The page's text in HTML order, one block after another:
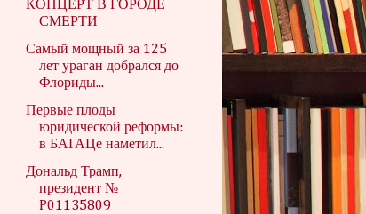
КОНЦЕРТ В ГОРОДЕ
СМЕРТИ
Самый мощный за 125
лет ураган добрался до
Флориды...
Первые плоды
юридической реформы:
в БАГАЦе наметил...
Дональд Трамп,
президент №
P01135809